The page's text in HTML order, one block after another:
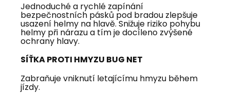
Jednoduché a rychlé zapínání
bezpečnostních pásků pod bradou zlepšuje
usazení helmy na hlavě. Snižuje riziko pohybu
helmy při nárazu a tím je docíleno zvýšené
ochrany hlavy.
SÍŤKA PROTI HMYZU BUG NET
Zabraňuje vniknutí letajícímu hmyzu během
jízdy.